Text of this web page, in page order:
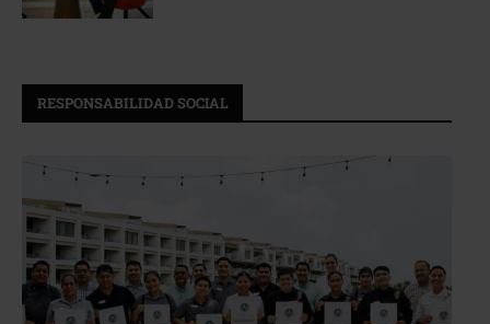
RESPONSABILIDAD SOCIAL